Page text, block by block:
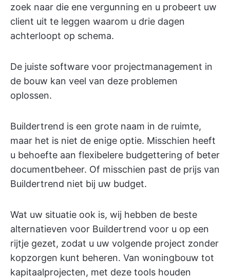
zoek naar die ene vergunning en u probeert uw
client uit te leggen waarom u drie dagen
achterloopt op schema.
De juiste software voor projectmanagement in
de bouw kan veel van deze problemen
oplossen.
Buildertrend is een grote naam in de ruimte,
maar het is niet de enige optie. Misschien heeft
u behoefte aan flexibelere budgettering of beter
documentbeheer. Of misschien past de prijs van
Buildertrend niet bij uw budget.
Wat uw situatie ook is, wij hebben de beste
alternatieven voor Buildertrend voor u op een
rijtje gezet, zodat u uw volgende project zonder
kopzorgen kunt beheren. Van woningbouw tot
kapitaalprojecten, met deze tools houden